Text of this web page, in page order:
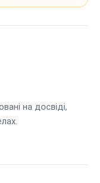
на досвіді,